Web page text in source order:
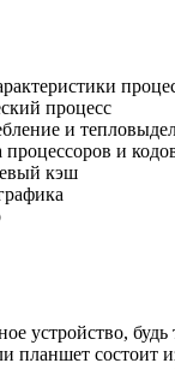
процесс
и
процессоров и
кэш
устройство, будь
планшет состоит